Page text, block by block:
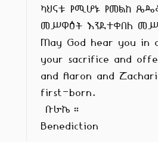
ካህናቱ የሚሆኑ የመልከ
መሥዋዕት እንደተቀበለ
May God hear you in
your sacrifice and
and Aaron and
first-born.
Benediction